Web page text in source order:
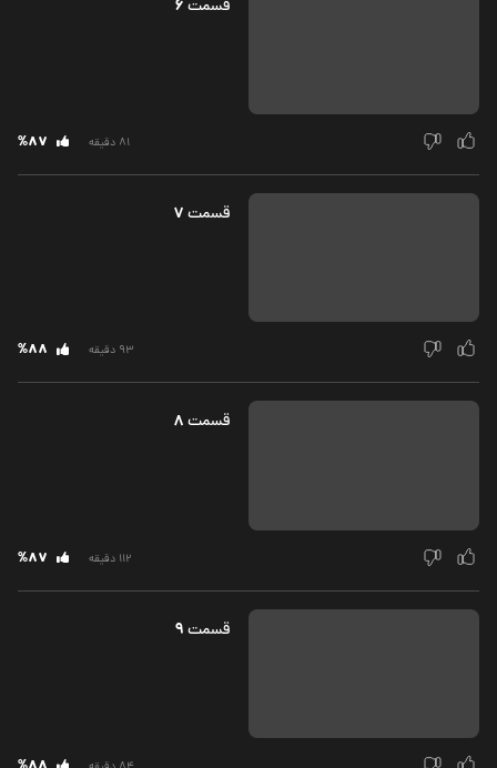
قسمت‌6
81 دقیقه %87
قسمت‌7
93 دقیقه %88
قسمت‌8
112 دقیقه %87
قسمت‌9